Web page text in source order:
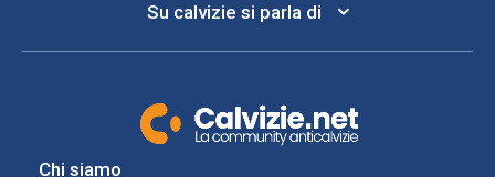
Su calvizie si parla di
Chi siamo